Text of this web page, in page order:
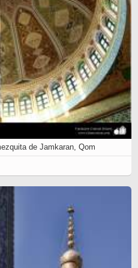
de Jamkaran, Qom